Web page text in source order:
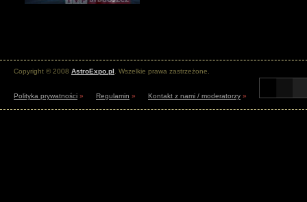
Copyright © 2008 AstroExpo.pl . Wszelkie prawa zastrzeżone.
Polityka prywatności » Regulamin » Kontakt z nami / moderatorzy »